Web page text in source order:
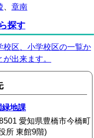
章南
探す
校区、小学校区の一覧か
出来ます。
緑地課
愛知県豊橋市今橋町
所 東館9階)